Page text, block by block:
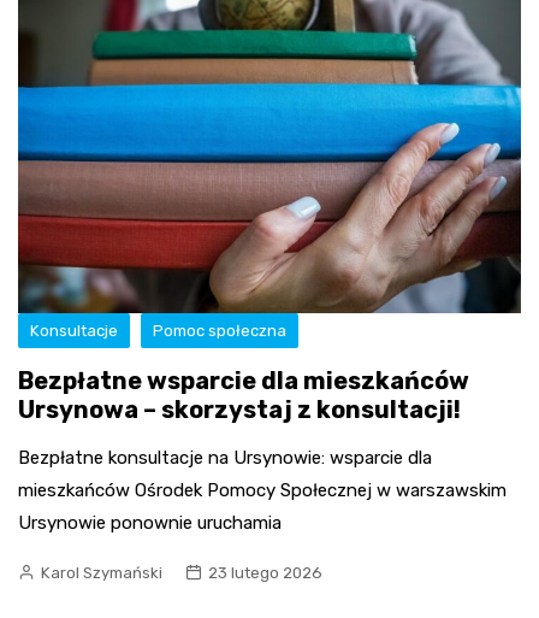
Konsultacje Pomoc społeczna
Bezpłatne wsparcie dla mieszkańców
Ursynowa – skorzystaj z konsultacji!
Bezpłatne konsultacje na Ursynowie: wsparcie dla
mieszkańców Ośrodek Pomocy Społecznej w warszawskim
Ursynowie ponownie uruchamia
Karol Szymański 23 lutego 2026